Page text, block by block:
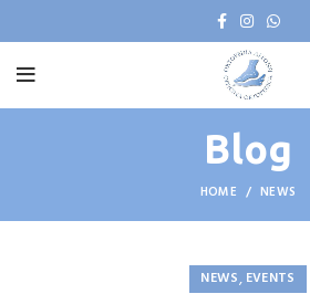
Blog
HOME NEWS
NEWS, EVENTS